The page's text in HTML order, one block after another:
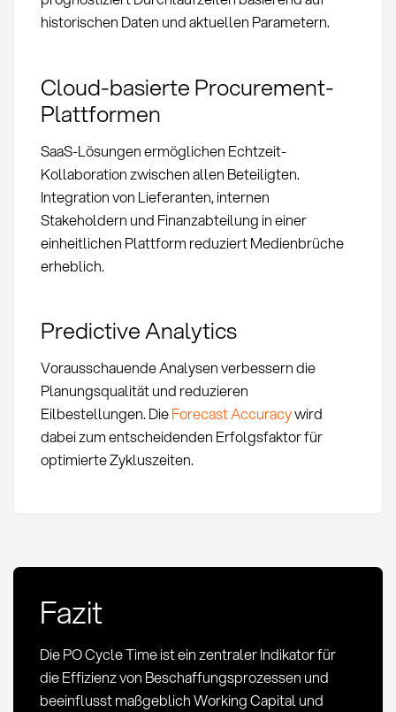
historischen Daten und aktuellen Parametern.
Cloud-basierte Procurement-
Plattformen
SaaS-Lösungen ermöglichen Echtzeit-
Kollaboration zwischen allen Beteiligten.
Integration von Lieferanten, internen
Stakeholdern und Finanzabteilung in einer
einheitlichen Plattform reduziert Medienbrüche
erheblich.
Predictive Analytics
Vorausschauende Analysen verbessern die
Planungsqualität und reduzieren
Eilbestellungen. DieForecast Accuracywird
dabei zum entscheidenden Erfolgsfaktor für
optimierte Zykluszeiten.
Fazit
Die PO Cycle Time ist ein zentraler Indikator für
die Effizienz von Beschaffungsprozessen und
beeinflusst maßgeblich Working Capital und